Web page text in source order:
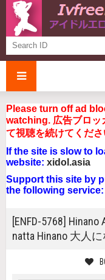
Please turn off ad
watching. 広告ブロッ
て視聴を続けてくだ
If the site is slow to
website: xidol.asia
Support this site by
the following service:
[ENFD-5768]
natta Hinano 大人